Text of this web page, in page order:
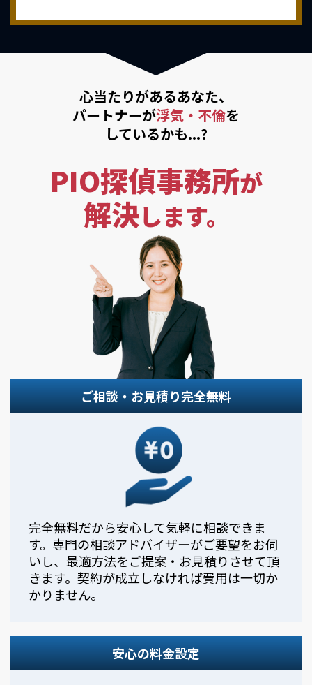
心当たりがあるあなた、
パートナーが浮気・不倫を
しているかも...?
PIO探偵事務所が
解決します。
ご相談・お見積り完全無料
完全無料だから安心して気軽に相談できま
す。専門の相談アドバイザーがご要望をお伺
いし、最適方法をご提案・お見積りさせて頂
きます。契約が成立しなければ費用は一切か
かりません。
安心の料金設定